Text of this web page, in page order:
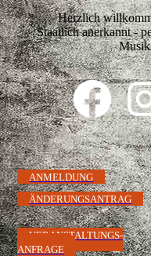
Herzlich
Staatlich anerkannt -
ANMELDUNG
ÄNDERUNGSANTRAG
VERANSTALTUNGS-
ANFRAGE